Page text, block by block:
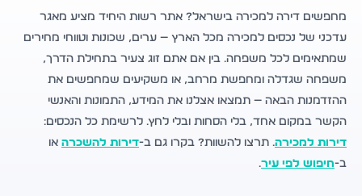
מחפשים דירה למכירה בישראל? אתר רשות היחיד מציע מאגר
עדכני של נכסים למכירה מכל הארץ — ערים, שכונות וטווחי מחירים
שמתאימים לכל משפחה. בין אם אתם זוג צעיר בתחילת הדרך,
משפחה שגדלה ומחפשת מרחב, או משקיעים שמחפשים את
ההזדמנות הבאה — תמצאו אצלנו את המידע, התמונות והאנשי
הקשר במקום אחד, בלי הסחות ובלי לחץ. לרשימת כל הנכסים:
דירות למכירה. תרצו להשוות? בקרו גם ב-דירות להשכרה או
ב-חיפוש לפי עיר.